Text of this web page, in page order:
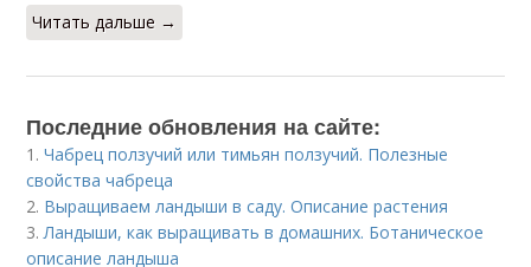
Читать дальше →
Последние обновления на сайте:
1.Чабрец ползучий или тимьян ползучий. Полезные
свойства чабреца
2. Выращиваем ландыши в саду. Описание растения
3.Ландыши, как выращивать в домашних. Ботаническое
описание ландыша